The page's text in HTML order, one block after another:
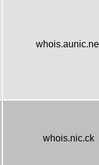
whois.nic.ck